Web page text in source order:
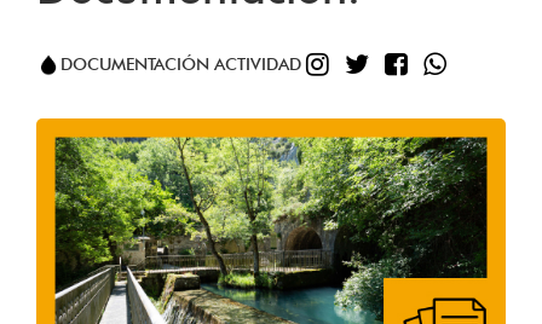
DOCUMENTACIÓN ACTIVIDAD